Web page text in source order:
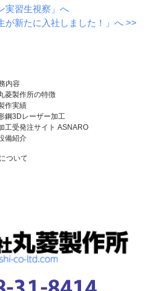
実習生視察」へ
が新たに入社しました！」へ >>
内容
菱製作所の特徴
作実績
鋼3Dレーザー加工
工受発注サイト ASNARO
備紹介
ついて